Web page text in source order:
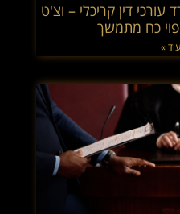
דין קריכלי – וצ'ט
כח מתמשך
»